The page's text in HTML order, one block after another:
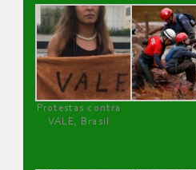
Protestas contra
VALE, Brasil